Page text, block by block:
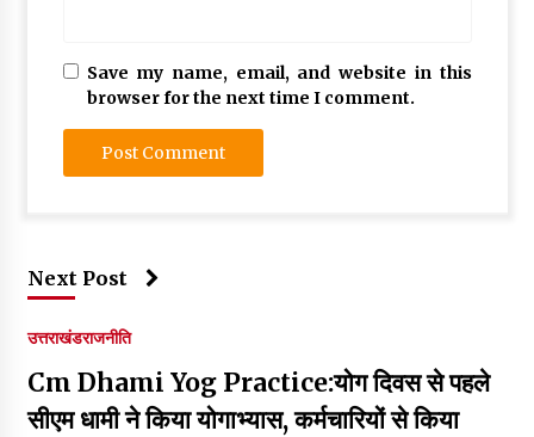
Save my name, email, and website in this
browser for the next time I comment.
Next Post
उत्तराखंडराजनीति
Cm Dhami Yog Practice:योग दिवस से पहले
सीएम धामी ने किया योगाभ्यास, कर्मचारियों से किया